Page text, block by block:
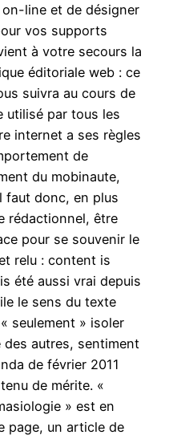
line et de désigner
vos supports
à votre secours la
éditoriale web : ce
suivra au cours de
utilisé par tous les
internet a ses règles
de
du mobinaute,
faut donc, en plus
rédactionnel, être
pour se souvenir le
relu : content is
été aussi vrai depuis
le sens du texte
seulement » isoler
autres, sentiment
de février 2011
de mérite. «
» est en
page, un article de